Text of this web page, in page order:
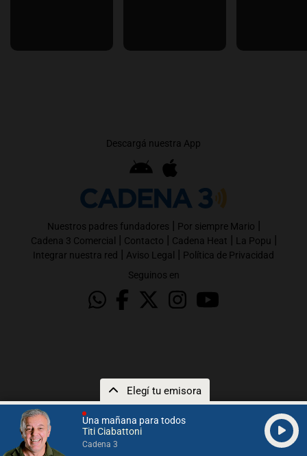
Una mañana para todos
Titi Ciabattoni
Cadena 3
Elegí tu emisora
Descargá nuestra App
Nuestros padres fundadores | Por siempre Mario |
Cadena 3 Comercial | Contacto | Cadena Heat | La Popu |
Integrar nuestra red | Aviso Legal | Política de Privacidad
Seguinos en